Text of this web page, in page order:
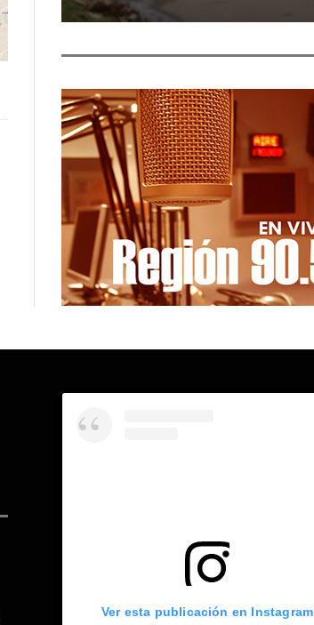
Ver esta publicación en Instagram